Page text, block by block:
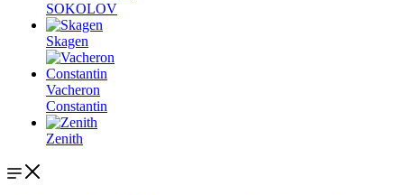
SOKOLOV
Skagen
Vacheron
Constantin
Zenith